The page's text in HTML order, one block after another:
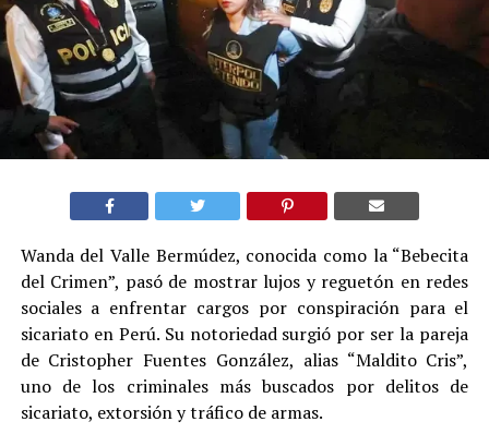
Wanda del Valle Bermúdez, conocida como la “Bebecita
del Crimen”, pasó de mostrar lujos y reguetón en redes
sociales a enfrentar cargos por conspiración para el
sicariato en Perú. Su notoriedad surgió por ser la pareja
de Cristopher Fuentes González, alias “Maldito Cris”,
uno de los criminales más buscados por delitos de
sicariato, extorsión y tráfico de armas.